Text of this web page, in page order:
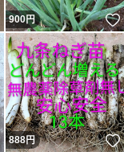
いいね！
900円
いいね！
888円